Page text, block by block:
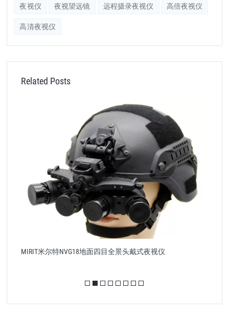
夜视仪 夜视望远镜 远程摄录夜视仪 高倍夜视仪
高清夜视仪
Related Posts
MIRIT米尔特NVG18地面四目全景头戴式夜视仪